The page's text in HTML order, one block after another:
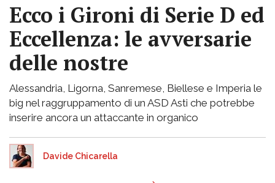
Ecco i Gironi di Serie D ed
Eccellenza: le avversarie
delle nostre
Alessandria, Ligorna, Sanremese, Biellese e Imperia le
big nel raggruppamento di un ASD Asti che potrebbe
inserire ancora un attaccante in organico
Davide Chicarella